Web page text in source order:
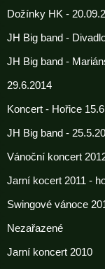
Dožínky HK -
JH Big band -
JH Big band -
29.6.2014
Koncert - Hořice
JH Big band -
Vánoční koncert
Jarní kocert 2011 -
Swingové vánoce
Nezařazené
Jarní koncert 2010